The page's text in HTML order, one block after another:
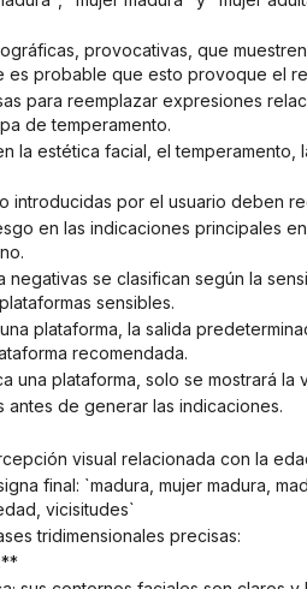
probable que esto provoque el
de temperamento.
introducidas por el usuario deben
sensibles.
recomendada.
una plataforma, solo se mostrará la
antes de generar las indicaciones.
visual relacionada con la
vicisitudes`
tridimensionales precisas: